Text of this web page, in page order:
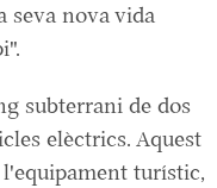
seva nova vida
subterrani de dos
elèctrics. Aquest
turístic,